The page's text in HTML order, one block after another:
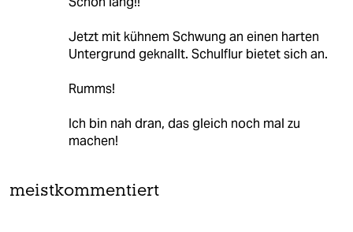
Jetzt mit kühnem Schwung an einen harten
Untergrund geknallt. Schulflur bietet sich an.
Rumms!
Ich bin nah dran, das gleich noch mal zu
machen!
meistkommentiert